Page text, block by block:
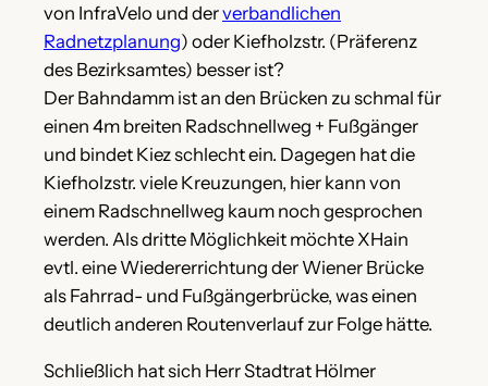
von InfraVelo und derverbandlichen
Radnetzplanung) oder Kiefholzstr. (Präferenz
des Bezirksamtes) besser ist?
Der Bahndamm ist an den Brücken zu schmal für
einen 4m breiten Radschnellweg + Fußgänger
und bindet Kiez schlecht ein. Dagegen hat die
Kiefholzstr. viele Kreuzungen, hier kann von
einem Radschnellweg kaum noch gesprochen
werden. Als dritte Möglichkeit möchte XHain
evtl. eine Wiedererrichtung der Wiener Brücke
als Fahrrad- und Fußgängerbrücke, was einen
deutlich anderen Routenverlauf zur Folge hätte.
Schließlich hat sich Herr Stadtrat Hölmer